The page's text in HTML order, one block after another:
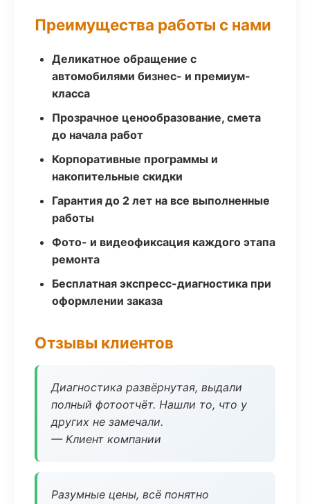
Преимущества работы с нами
Деликатное обращение с
автомобилями бизнес- и премиум-
класса
Прозрачное ценообразование, смета
до начала работ
Корпоративные программы и
накопительные скидки
Гарантия до 2 лет на все выполненные
работы
Фото- и видеофиксация каждого этапа
ремонта
Бесплатная экспресс-диагностика при
оформлении заказа
Отзывы клиентов
Диагностика развёрнутая, выдали
полный фотоотчёт. Нашли то, что у
других не замечали.
— Клиент компании
Разумные цены, всё понятно